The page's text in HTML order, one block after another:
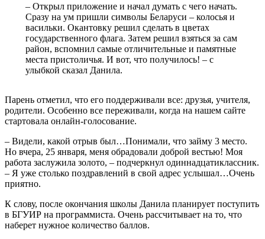
– Открыл приложение и начал думать с чего начать.
Сразу на ум пришли символы Беларуси – колосья и
васильки. Окантовку решил сделать в цветах
государственного флага. Затем решил взяться за сам
район, вспомнил самые отличительные и памятные
места пристоличья. И вот, что получилось! – с
улыбкой сказал Данила.
Парень отметил, что его поддерживали все: друзья, учителя,
родители. Особенно все переживали, когда на нашем сайте
стартовала онлайн-голосование.
– Видели, какой отрыв был…Понимали, что займу 3 место.
Но вчера, 25 января, меня обрадовали доброй вестью! Моя
работа заслужила золото, – подчеркнул одиннадцатиклассник.
– Я уже столько поздравлений в свой адрес услышал…Очень
приятно.
К слову, после окончания школы Данила планирует поступить
в БГУИР на программиста. Очень рассчитывает на то, что
наберет нужное количество баллов.